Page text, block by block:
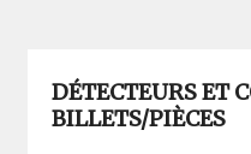
DÉTECTEURS ET
BILLETS/PIÈCES